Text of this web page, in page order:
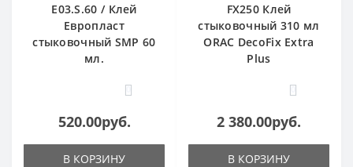
E03.S.60 / Клей
Европласт
стыковочный SMP 60
мл.
0
520.00руб.
В КОРЗИНУ
FX250 Клей
стыковочный 310 мл
ORAC DecoFix Extra
Plus
0
2 380.00руб.
В КОРЗИНУ